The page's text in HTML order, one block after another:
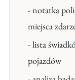
- notatka
miejsca
- lista
pojazdów